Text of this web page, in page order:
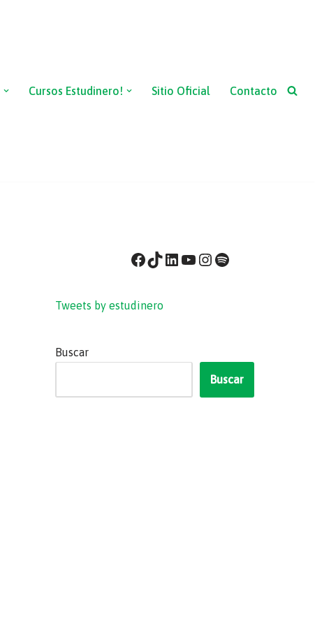
Cursos Estudinero! Sitio Oficial Contacto
Tweets by estudinero
Buscar
Buscar